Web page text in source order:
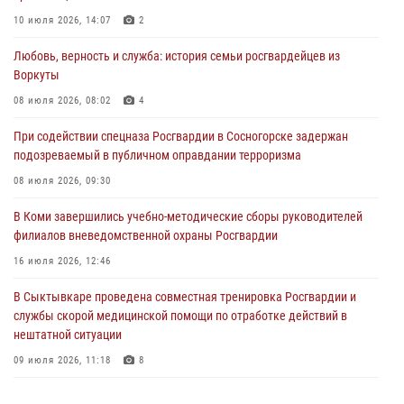
30 июля 2026, 13:53
В Санкт-Петербурге прошел окружной этап ежегодного
Всероссийского конкурса профессионального мастерства среди
сотрудников вневедомственной охраны Росгвардии
В Сыктывкаре росгвардейцы приняли участие в молебне в рамках
Дня Крещения Руси и Дня святого равноапостольного князя
28 июля 2026, 13:32 8
В Коми за неделю росгвардейцами выявлено более 10
деятельности
26 июля 2026, 06:48
10 июля 2026, 14:07 2
Любовь, верность и служба: история семьи росгвардейцев из
Воркуты
08 июля 2026, 08:02 4
При содействии спецназа Росгвардии в Сосногорске задержан
подозреваемый в публичном оправдании терроризма
08 июля 2026, 09:30
В Коми завершились учебно-методические сборы руководителей
филиалов вневедомственной охраны Росгвардии
16 июля 2026, 12:46
В Сыктывкаре проведена совместная тренировка Росгвардии и
службы скорой медицинской помощи по отработке действий в
нештатной ситуации
09 июля 2026, 11:18 8